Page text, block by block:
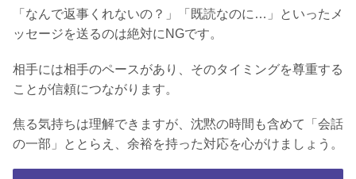
「なんで返事くれないの？」「既読なのに…」といったメ
ッセージを送るのは絶対にNGです。
相手には相手のペースがあり、そのタイミングを尊重する
ことが信頼につながります。
焦る気持ちは理解できますが、沈黙の時間も含めて「会話
の一部」ととらえ、余裕を持った対応を心がけましょう。